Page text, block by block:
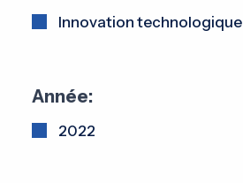
Innovation technologique
Année:
2022